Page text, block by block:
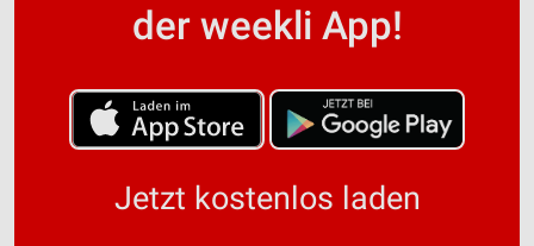
der weekli App!
Jetzt kostenlos laden